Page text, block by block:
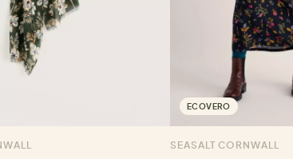
ECOVERO
SEASALT CORNWALL